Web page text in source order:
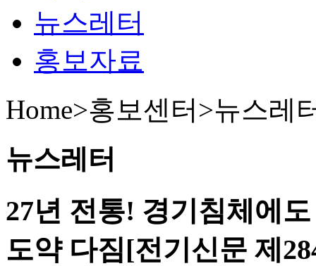
뉴스레터
홍보자료
Home>홍보센터>뉴스레
뉴스레터
27년 전통! 경기침체에
도약 다짐[전기신문 제